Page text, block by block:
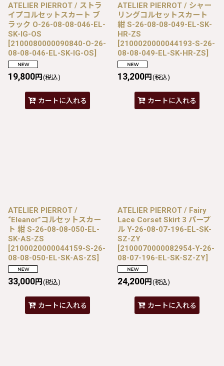
ATELIER PIERROT / ストラ
イプコルセットスカート ブ
ラック O-26-08-08-046-EL-
SK-IG-OS
[2100080000090840-O-26-
08-08-046-EL-SK-IG-OS]
19,800円 (税込)
カートに入れる
ATELIER PIERROT / シャー
リングコルセットスカート
紺 S-26-08-08-049-EL-SK-
HR-ZS
[2100020000044193-S-26-
08-08-049-EL-SK-HR-ZS]
13,200円 (税込)
カートに入れる
ATELIER PIERROT /
“Eleanor”コルセットスカー
ト 紺 S-26-08-08-050-EL-
SK-AS-ZS
[2100020000044159-S-26-
08-08-050-EL-SK-AS-ZS]
33,000円 (税込)
カートに入れる
ATELIER PIERROT / Fairy
Lace Corset Skirt 3 パープ
ル Y-26-08-07-196-EL-SK-
SZ-ZY
[2100070000082954-Y-26-
08-07-196-EL-SK-SZ-ZY]
24,200円 (税込)
カートに入れる